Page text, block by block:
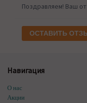
Поздравляем! Ваш
ОСТАВИТЬ
Навигация
О нас
Акции